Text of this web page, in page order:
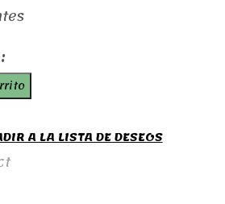
A LA LISTA DE DESEOS